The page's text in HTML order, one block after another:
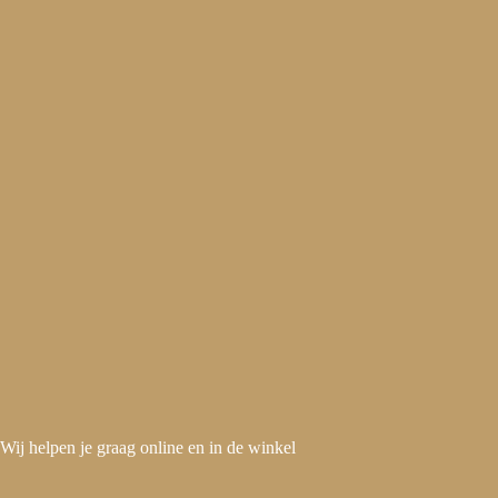
Wij helpen je graag online en in de winkel